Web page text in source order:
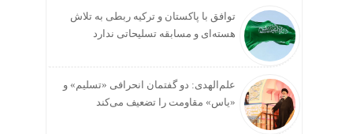
توافق با پاکستان و ترکیه ربطی به تلاش
هسته‌ای و مسابقه تسلیحاتی ندارد
علم‌الهدی: دو گفتمان انحرافی «تسلیم» و
«یاس» مقاومت را تضعیف می‌کند